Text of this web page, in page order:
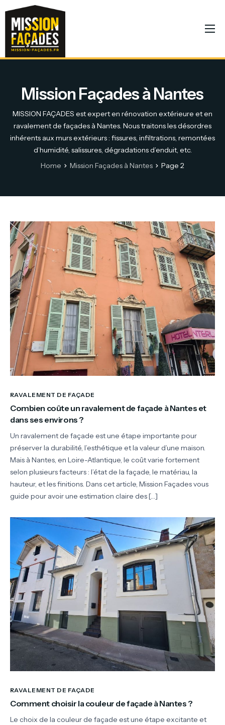
NOS PRESTATIONS
CONSEILS
NOUS CONTACTER
Mission Façades à Nantes
MISSION FAÇADES est expert en rénovation extérieure et en
ravalement de façades à Nantes. Nous traitons les désordres
inhérents aux murs extérieurs : fissures, infiltrations, remontées
d’humidité, salissures, dégradations d’enduit, etc.
Home
Mission Façades à Nantes Page 2
RAVALEMENT DE FAÇADE
Combien coûte un ravalement de façade à Nantes et
dans ses environs ?
Un ravalement de façade est une étape importante pour
préserver la durabilité, l’esthétique et la valeur d’une maison.
Mais à Nantes, en Loire-Atlantique, le coût varie fortement
selon plusieurs facteurs : l’état de la façade, le matériau, la
hauteur, et les finitions. Dans cet article, Mission Façades vous
guide pour avoir une estimation claire des […]
RAVALEMENT DE FAÇADE
Comment choisir la couleur de façade à Nantes ?
Le choix de la couleur de façade est une étape excitante et